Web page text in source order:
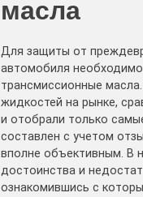
масла
Для защиты от
автомобиля
трансмиссионные
жидкостей на рынке,
и отобрали только
составлен с учетом
вполне объективным. В
достоинства и
ознакомившись с